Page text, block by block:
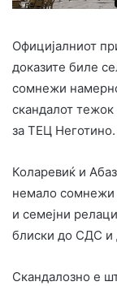
Официјалниот
доказите биле
сомнежи
скандалот
за ТЕЦ Неготино.
Коларевиќ и
немало сомнежи
и семејни
блиски до СДС и
Скандалозно е